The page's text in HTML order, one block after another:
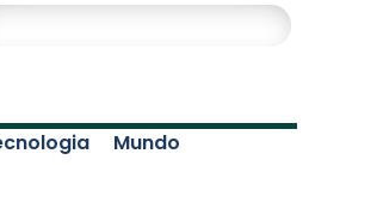
Mundo